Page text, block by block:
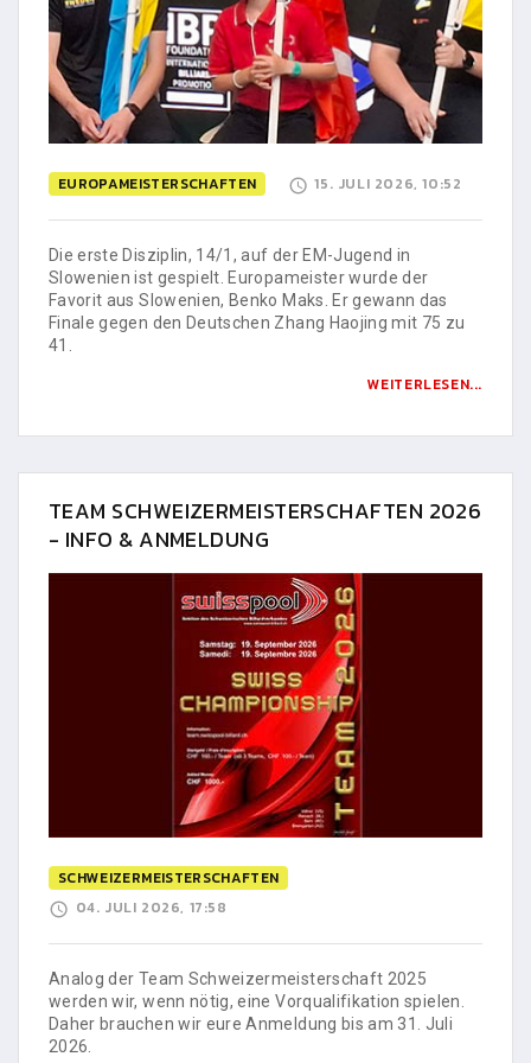
EUROPAMEISTERSCHAFTEN 15. JULI 2026, 10:52
Die erste Disziplin, 14/1, auf der EM-Jugend in
Slowenien ist gespielt. Europameister wurde der
Favorit aus Slowenien, Benko Maks. Er gewann das
Finale gegen den Deutschen Zhang Haojing mit 75 zu
41.
WEITERLESEN...
TEAM SCHWEIZERMEISTERSCHAFTEN 2026
- INFO & ANMELDUNG
SCHWEIZERMEISTERSCHAFTEN
04. JULI 2026, 17:58
Analog der Team Schweizermeisterschaft 2025
werden wir, wenn nötig, eine Vorqualifikation spielen.
Daher brauchen wir eure Anmeldung bis am 31. Juli
2026.